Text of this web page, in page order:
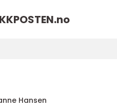
no
Hansen